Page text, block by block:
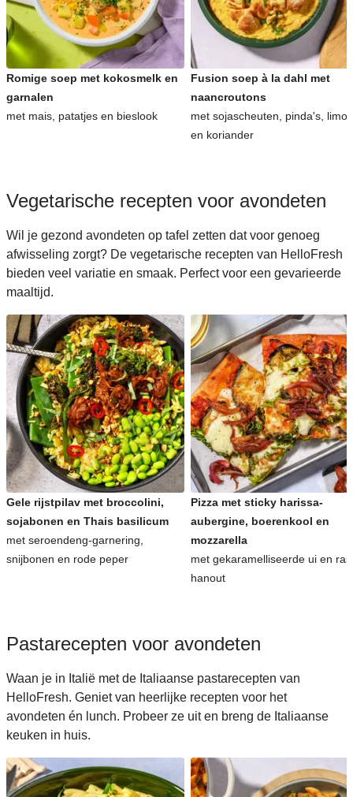
Romige soep met kokosmelk en
garnalen
met mais, patatjes en bieslook
Fusion soep à la dahl met
naancroutons
met sojascheuten, pinda's,
en koriander
Vegetarische recepten voor avondeten
Wil je gezond avondeten op tafel zetten dat voor genoeg
afwisseling zorgt? De vegetarische recepten van HelloFresh
bieden veel variatie en smaak. Perfect voor een gevarieerde
maaltijd.
Gele rijstpilav met broccolini,
sojabonen en Thais basilicum
met seroendeng-garnering,
snijbonen en rode peper
Pizza met sticky harissa-
aubergine, boerenkool en
mozzarella
met gekaramelliseerde ui en
hanout
Pastarecepten voor avondeten
Waan je in Italië met de Italiaanse pastarecepten van
HelloFresh. Geniet van heerlijke recepten voor het
avondeten én lunch. Probeer ze uit en breng de Italiaanse
keuken in huis.